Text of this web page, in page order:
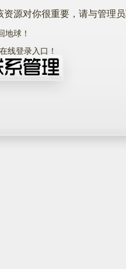
源对你很重要，请与管理员
地球！
线登录入口！